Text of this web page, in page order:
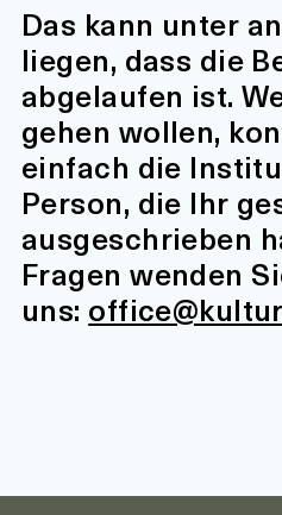
Das kann unter
liegen, dass die
abgelaufen ist.
gehen wollen,
einfach die
Person, die Ihr
ausgeschrieben
Fragen wenden
uns: